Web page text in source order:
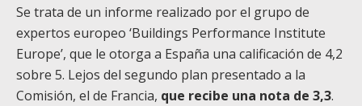
Se trata de un informe realizado por el grupo de
expertos europeo ‘Buildings Performance Institute
Europe’, que le otorga a España una calificación de 4,2
sobre 5. Lejos del segundo plan presentado a la
Comisión, el de Francia, que recibe una nota de 3,3.